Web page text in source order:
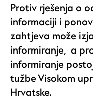
Protiv rješenja o
informaciji i
zahtjeva može
informiranje, a
informiranje
tužbe Visokom
Hrvatske.